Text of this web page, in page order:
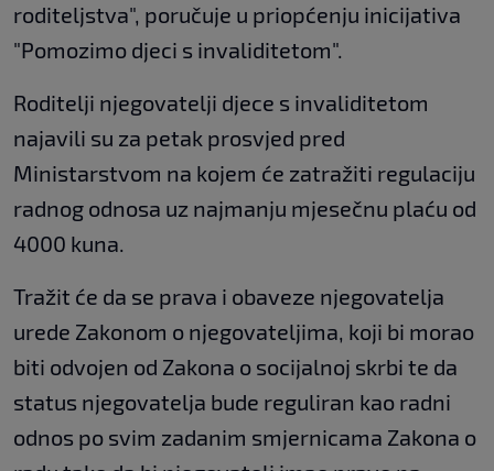
roditeljstva", poručuje u priopćenju inicijativa
"Pomozimo djeci s invaliditetom".
Roditelji njegovatelji djece s invaliditetom
najavili su za petak prosvjed pred
Ministarstvom na kojem će zatražiti regulaciju
radnog odnosa uz najmanju mjesečnu plaću od
4000 kuna.
Tražit će da se prava i obaveze njegovatelja
urede Zakonom o njegovateljima, koji bi morao
biti odvojen od Zakona o socijalnoj skrbi te da
status njegovatelja bude reguliran kao radni
odnos po svim zadanim smjernicama Zakona o